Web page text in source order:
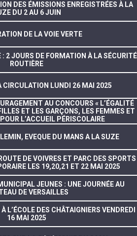
DES ÉMISSIONS ENREGISTRÉES À LA
DU 2 AU 6 JUIN
DE LA VOIE VERTE
: 2 JOURS DE FORMATION À LA SÉCURITÉ
ROUTIÈRE
CIRCULATION LUNDI 26 MAI 2025
AU CONCOURS « L’ÉGALITÉ
ET LES GARÇONS, LES FEMMES ET
L’ACCUEIL PÉRISCOLAIRE
EVEQUE DU MANS A LA SUZE
DE VOIVRES ET PARC DES SPORTS
LES 19,20,21 ET 22 MAI 2025
JEUNES : UNE JOURNÉE AU
DE VERSAILLES
L’ÉCOLE DES CHÂTAIGNIERS VENDREDI
16 MAI 2025